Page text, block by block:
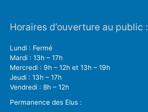
Horaires d’ouverture au public :
Lundi : Fermé
Mardi : 13h – 17h
Mercredi : 9h – 12h et 13h – 19h
Jeudi : 13h – 17h
Vendredi : 8h – 12h
Permanence des Elus :